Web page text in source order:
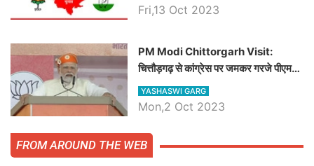
Fri,13 Oct 2023
PM Modi Chittorgarh Visit:
चित्तौड़गढ़ से कांग्रेस पर जमकर गरजे पीएम
मोदी, जाने प्रधानमंत्री के भाषण की बड़ी
बातें, देखें वीडियो
YASHASWI GARG
Mon,2 Oct 2023
FROM AROUND THE WEB